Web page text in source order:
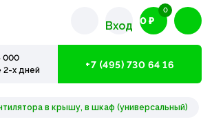
Вход 0 ₽
0
000
2-х дней
+7 (495) 730 64 16
в крышу, в шкаф (универсальный)